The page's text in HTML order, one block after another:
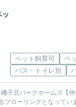
ッ
ペット飼育可 ペ
バス・トイレ別
子北パークホームズ【
ローリングとなってい